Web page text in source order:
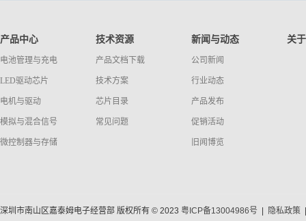
产品中心
电池管理与充电
LED驱动芯片
电机与驱动
模拟与混合信号
微控制器与存储
技术资源
产品文档下载
技术方案
芯片目录
常见问题
新闻与动态
公司新闻
行业动态
产品发布
促销活动
旧闻博览
关
深圳市南山区嘉泰姆电子经营部 版权所有 © 2023 粤ICP备13004986号 隐私政策